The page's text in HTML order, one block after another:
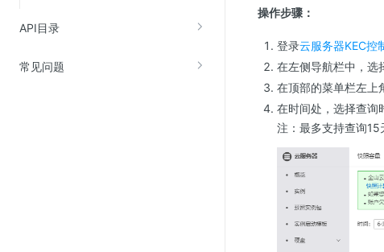
API目录
常见问题
操作步骤：
登录云服务器KEC控
在左侧导航栏中，选
在顶部的菜单栏左上
在时间处，选择查询
注：最多支持查询15